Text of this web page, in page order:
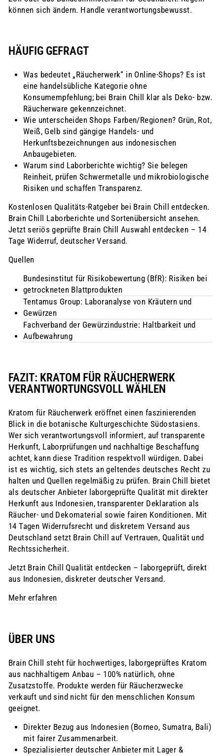
können sich ändern. Handle verantwortungsbewusst.
HÄUFIG GEFRAGT
Was bedeutet „Räucherwerk“ in Online‑Shops? Es ist
eine handelsübliche Kategorie ohne
Konsumempfehlung; bei Brain Chill klar als Deko- bzw.
Räucherware gekennzeichnet.
Wie unterscheiden Shops Farben/Regionen? Grün, Rot,
Weiß, Gelb sind gängige Handels- und
Herkunftsbezeichnungen aus indonesischen
Anbaugebieten.
Warum sind Laborberichte wichtig? Sie belegen
Reinheit, prüfen Schwermetalle und mikrobiologische
Risiken und schaffen Transparenz.
Kostenlosen Qualitäts‑Ratgeber bei Brain Chill entdecken.
Brain Chill Laborberichte und Sortenübersicht ansehen.
Jetzt seriös geprüfte Brain Chill Auswahl entdecken – 14
Tage Widerruf, deutscher Versand.
Quellen
Bundesinstitut für Risikobewertung (BfR): Risiken bei
getrockneten Blattprodukten
Tentamus Group: Laboranalyse von Kräutern und
Gewürzen
Fachverband der Gewürzindustrie: Haltbarkeit und
Aufbewahrung
FAZIT: KRATOM FÜR RÄUCHERWERK
VERANTWORTUNGSVOLL WÄHLEN
Kratom für Räucherwerk eröffnet einen faszinierenden
Blick in die botanische Kulturgeschichte Südostasiens.
Wer sich verantwortungsvoll informiert, auf transparente
Herkunft, Laborprüfungen und nachhaltige Beschaffung
achtet, kann diese Tradition respektvoll würdigen. Dabei
ist es wichtig, sich stets an geltendes deutsches Recht zu
halten und Quellen regelmäßig zu prüfen. Brain Chill bietet
als deutscher Anbieter laborgeprüfte Qualität mit direkter
Herkunft aus Indonesien, transparenter Deklaration als
Räucher- und Dekomaterial sowie fairen Konditionen. Mit
14 Tagen Widerrufsrecht und diskretem Versand aus
Deutschland setzt Brain Chill auf Vertrauen, Qualität und
Rechtssicherheit.
Jetzt Brain Chill Qualität entdecken – laborgeprüft, direkt
aus Indonesien, diskreter deutscher Versand.
Mehr erfahren
ÜBER UNS
Brain Chill steht für hochwertiges, laborgeprüftes Kratom
aus nachhaltigem Anbau – 100% natürlich, ohne
Zusatzstoffe. Produkte werden für Räucherzwecke
verkauft und sind nicht für den menschlichen Konsum
geeignet.
Direkter Bezug aus Indonesien (Borneo, Sumatra, Bali)
mit fairer Zusammenarbeit.
Spezialisierter deutscher Anbieter mit Lager &